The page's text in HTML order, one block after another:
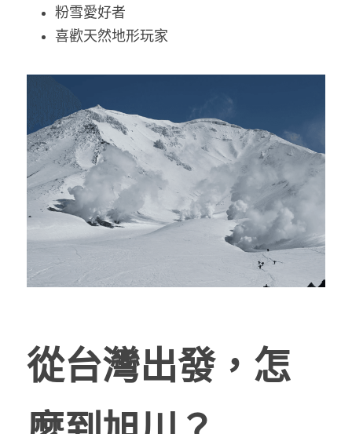
粉雪愛好者
喜歡天然地形玩家
從台灣出發，怎